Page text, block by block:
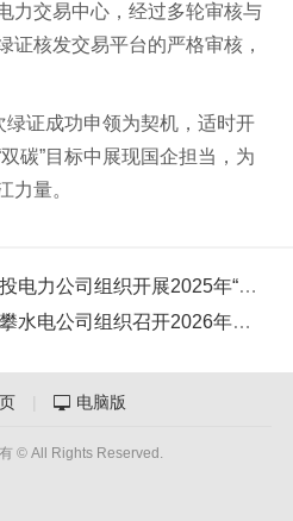
力交易中心，经过多轮审核与
证核发交易平台的严格审核，
证成功申领为契机，适时开
碳”目标中展现国企担当，为
力量。
展2025年“讲廉规 守廉矩”三期廉洁教育第二季度轮训交流会
司组织召开2026年二季度经济运行分析会
 电脑版
© All Rights Reserved.